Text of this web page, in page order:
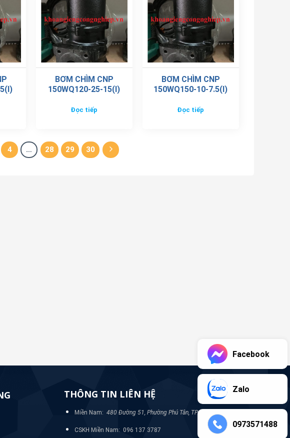
BƠM CHÌM CNP
150WQ120-25-15(I)
Đọc tiếp
BƠM CHÌM CNP
150WQ150-10-7.5(I)
Đọc tiếp
4 … 28 29 30
THÔNG TIN LIÊN HỆ
Miền Nam: 480 Đường 51, Phường Phú Tân, TP Bình Dương
CSKH Miền Nam: 096 137 3787
Facebook
Zalo
0973571488